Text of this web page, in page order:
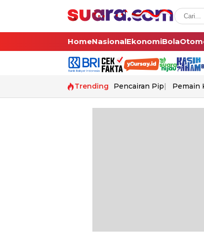
HomeNasionalEkonomiBola
Trending Pencairan Pip Pemain